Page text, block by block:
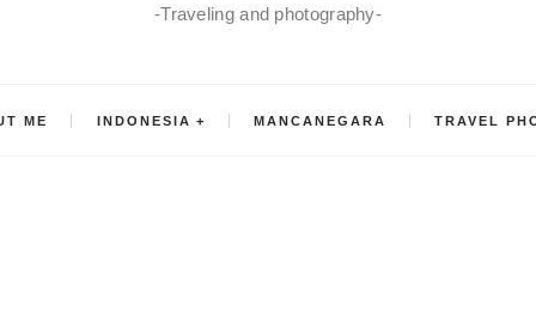
-Traveling and photography-
ME INDONESIA MANCANEGARA TRAVEL